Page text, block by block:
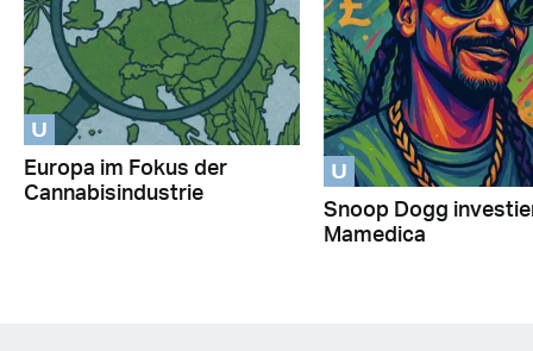
U
Europa im Fokus der
Cannabisindustrie
U
Snoop Dogg
Mamedica